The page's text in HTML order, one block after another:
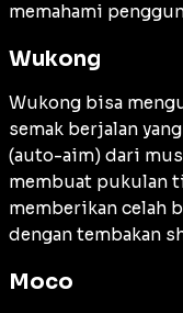
memahami
Wukong
Wukong bisa
semak berjalan
(auto-aim) dari
membuat pukulan
memberikan celah
dengan tembakan
Moco